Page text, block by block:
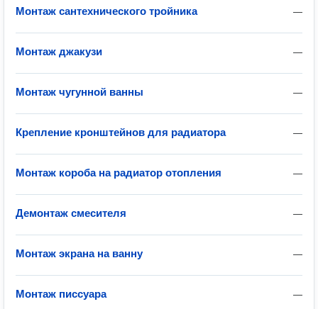
—
Монтаж сантехнического тройника
—
Монтаж джакузи
—
Монтаж чугунной ванны
—
Крепление кронштейнов для радиатора
—
Монтаж короба на радиатор отопления
—
Демонтаж смесителя
—
Монтаж экрана на ванну
—
Монтаж писсуара